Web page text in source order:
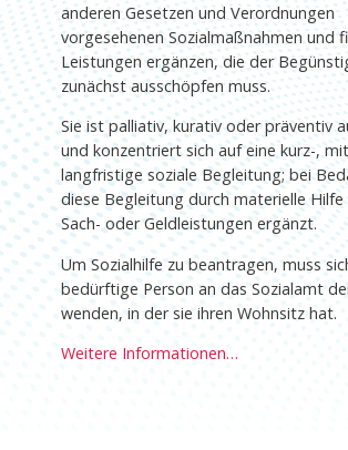
anderen Gesetzen und Verordnungen
vorgesehenen Sozialmaßnahmen und
Leistungen ergänzen, die der
zunächst ausschöpfen muss.
Sie ist palliativ, kurativ oder präventiv
und konzentriert sich auf eine kurz-,
langfristige soziale Begleitung; bei
diese Begleitung durch materielle Hilfe
Sach- oder Geldleistungen ergänzt.
Um Sozialhilfe zu beantragen, muss
bedürftige Person an das Sozialamt
wenden, in der sie ihren Wohnsitz hat.
Weitere Informationen…